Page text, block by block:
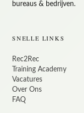
bureaus & bedrijven.
SNELLE LINKS
Rec2Rec
Training Academy
Vacatures
Over Ons
FAQ